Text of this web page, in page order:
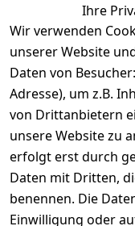
Ihre
Wir verwenden
unserer Website
Daten von
Adresse), um z.B.
von Drittanbietern
unsere Website zu
erfolgt erst durch
Daten mit Dritten,
benennen. Die
Einwilligung oder